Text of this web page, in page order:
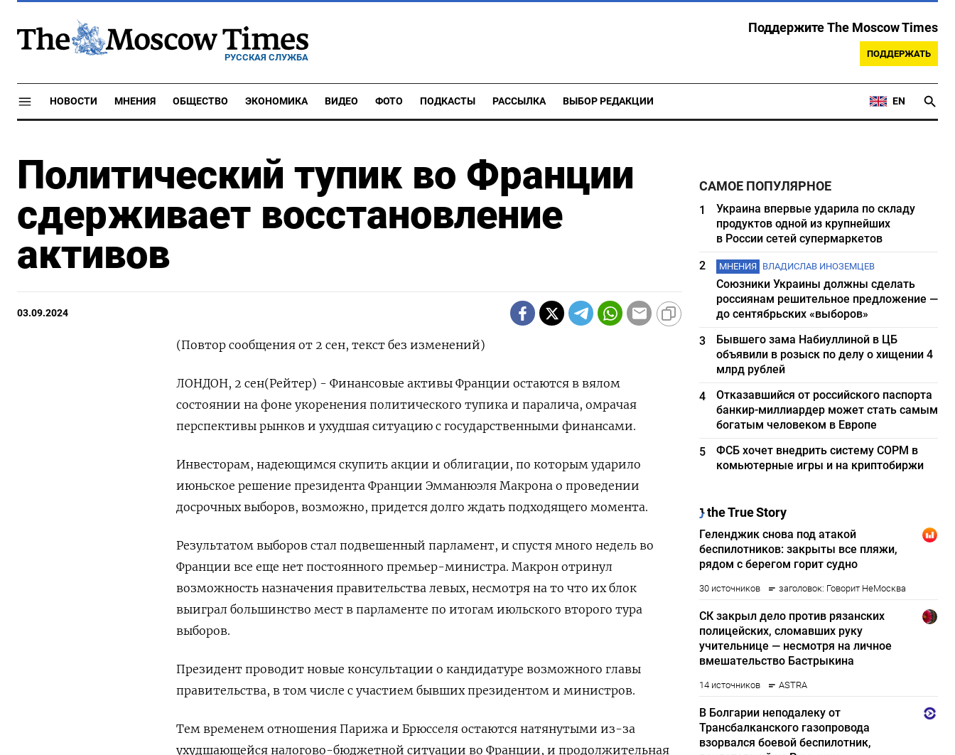
РУССКАЯ СЛУЖБА
Поддержите The Moscow Times
ПОДДЕРЖАТЬ
НОВОСТИ МНЕНИЯ ОБЩЕСТВО ЭКОНОМИКА ВИДЕО ФОТО ПОДКАСТЫ РАССЫЛКА ВЫБОР РЕДАКЦИИ EN
Политический тупик во Франции
сдерживает восстановление
активов
03.09.2024
(Повтор сообщения от 2 сен, текст без изменений)
ЛОНДОН, 2 сен(Рейтер) - Финансовые активы Франции остаются в вялом
состоянии на фоне укоренения политического тупика и паралича, омрачая
перспективы рынков и ухудшая ситуацию с государственными финансами.
Инвесторам, надеющимся скупить акции и облигации, по которым ударило
июньское решение президента Франции Эмманюэля Макрона о проведении
досрочных выборов, возможно, придется долго ждать подходящего момента.
Результатом выборов стал подвешенный парламент, и спустя много недель во
Франции все еще нет постоянного премьер-министра. Макрон отринул
возможность назначения правительства левых, несмотря на то что их блок
выиграл большинство мест в парламенте по итогам июльского второго тура
выборов.
Президент проводит новые консультации о кандидатуре возможного главы
правительства, в том числе с участием бывших президентом и министров.
Тем временем отношения Парижа и Брюсселя остаются натянутыми из-за
ухудшающейся налогово-бюджетной ситуации во Франции, и продолжительная
САМОЕ ПОПУЛЯРНОЕ
1
Украина впервые ударила по складу
продуктов одной из крупнейших
в России сетей супермаркетов
2
МНЕНИЯ ВЛАДИСЛАВ ИНОЗЕМЦЕВ
Союзники Украины должны сделать
россиянам решительное предложение —
до сентябрьских «выборов»
3
Бывшего зама Набиуллиной в ЦБ
объявили в розыск по делу о хищении 4
млрд рублей
4
Отказавшийся от российского паспорта
банкир-миллиардер может стать самым
богатым человеком в Европе
5
ФСБ хочет внедрить систему СОРМ в
комьютерные игры и на криптобиржи